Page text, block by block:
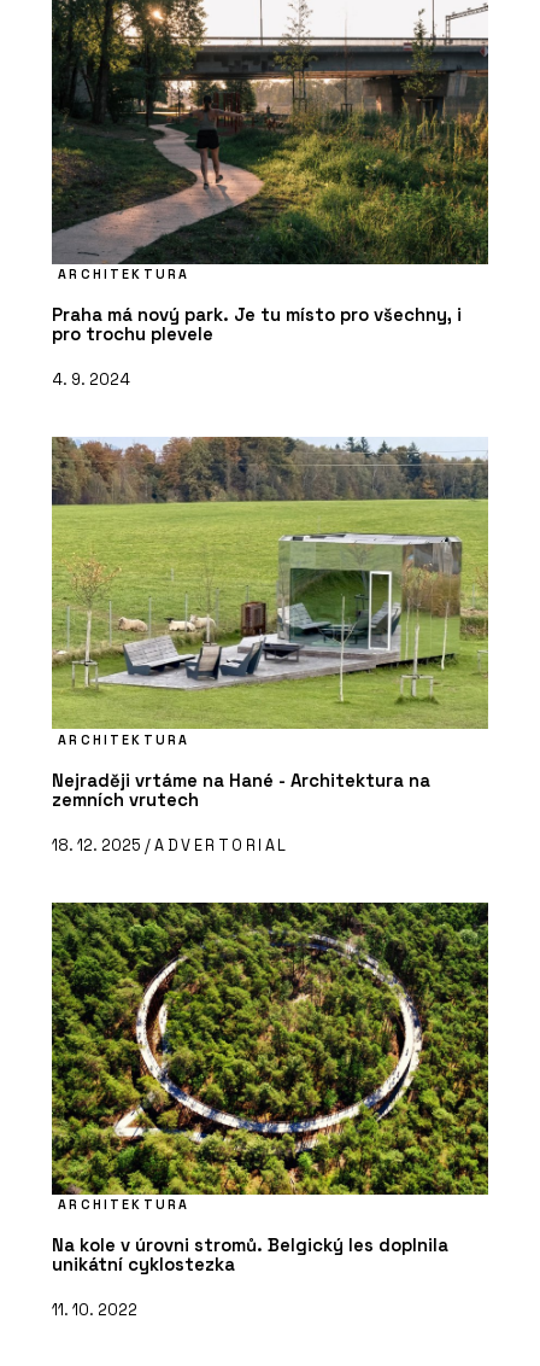
ARCHITEKTURA
Praha má nový park. Je tu místo pro všechny, i
pro trochu plevele
4. 9. 2024
ARCHITEKTURA
Nejraději vrtáme na Hané - Architektura na
zemních vrutech
18. 12. 2025 /ADVERTORIAL
ARCHITEKTURA
Na kole v úrovni stromů. Belgický les doplnila
unikátní cyklostezka
11. 10. 2022